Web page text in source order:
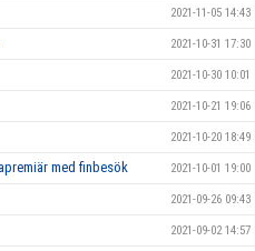
2021-11-05 14:43
2021-10-31 17:30
2021-10-30 10:01
2021-10-21 19:06
2021-10-20 18:49
med finbesök 2021-10-01 19:00
2021-09-26 09:43
2021-09-02 14:57